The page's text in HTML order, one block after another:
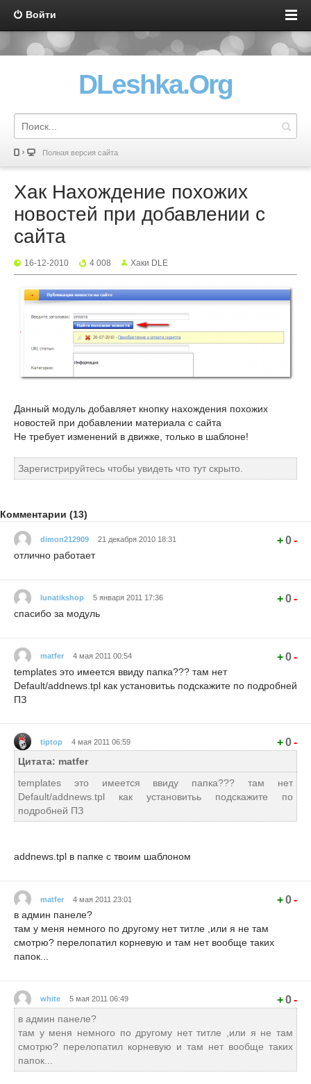
Войти
DLeshka.Org
Полная версия сайта
Хак Нахождение похожих
новостей при добавлении с
сайта
16-12-2010 4 008 Хаки DLE
Данный модуль добавляет кнопку нахождения похожих
новостей при добавлении материала с сайта
Не требует изменений в движке, только в шаблоне!
Зарегистрируйтесь чтобы увидеть что тут скрыто.
Комментарии (13)
dimon212909 21 декабря 2010 18:31 +0-
отлично работает
lunatikshop 5 января 2011 17:36 +0-
спасибо за модуль
matfer 4 мая 2011 00:54 +0-
templates это имеется ввиду папка??? там нет
Default/addnews.tpl как установитьь подскажите по подробней
ПЗ
tiptop 4 мая 2011 06:59 +0-
Цитата: matfer
templates это имеется ввиду папка??? там нет
Default/addnews.tpl как установитьь подскажите по
подробней ПЗ
addnews.tpl в папке с твоим шаблоном
matfer 4 мая 2011 23:01 +0-
в админ панеле?
там у меня немного по другому нет титле ,или я не там
смотрю? перелопатил корневую и там нет вообще таких
папок...
white 5 мая 2011 06:49 +0-
в админ панеле?
там у меня немного по другому нет титле ,или я не там
смотрю? перелопатил корневую и там нет вообще таких
папок...